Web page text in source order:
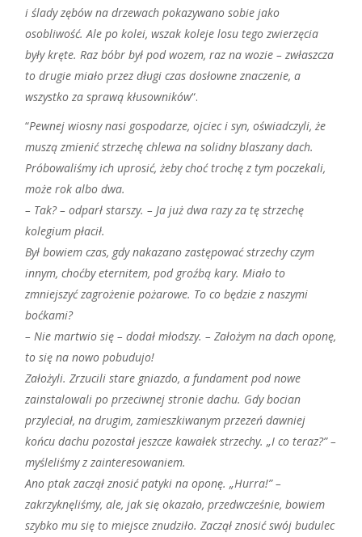
i ślady zębów na drzewach pokazywano sobie jako
osobliwość. Ale po kolei, wszak koleje losu tego zwierzęcia
były kręte. Raz bóbr był pod wozem, raz na wozie – zwłaszcza
to drugie miało przez długi czas dosłowne znaczenie, a
wszystko za sprawą kłusowników“.
“Pewnej wiosny nasi gospodarze, ojciec i syn, oświadczyli, że
muszą zmienić strzechę chlewa na solidny blaszany dach.
Próbowaliśmy ich uprosić, żeby choć trochę z tym poczekali,
może rok albo dwa.
– Tak? – odparł starszy. – Ja już dwa razy za tę strzechę
kolegium płacił.
Był bowiem czas, gdy nakazano zastępować strzechy czym
innym, choćby eternitem, pod groźbą kary. Miało to
zmniejszyć zagrożenie pożarowe. To co będzie z naszymi
boćkami?
– Nie martwio się – dodał młodszy. – Założym na dach oponę,
to się na nowo pobudujo!
Założyli. Zrzucili stare gniazdo, a fundament pod nowe
zainstalowali po przeciwnej stronie dachu. Gdy bocian
przyleciał, na drugim, zamieszkiwanym przezeń dawniej
końcu dachu pozostał jeszcze kawałek strzechy. „I co teraz?” –
myśleliśmy z zainteresowaniem.
Ano ptak zaczął znosić patyki na oponę. „Hurra!” –
zakrzyknęliśmy, ale, jak się okazało, przedwcześnie, bowiem
szybko mu się to miejsce znudziło. Zaczął znosić swój budulec